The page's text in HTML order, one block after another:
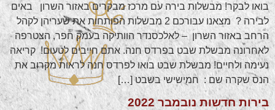
בואו לבקר! מבשלות בירה עם מרכז מבקרים באזור השרון באים
לבירה ? מצאנו עבורכם 2 מבשלות הפותחות את שעריהן לקהל
הרחב באזור השרון – לאלכסנדר הוותיקה בעמק חפר, הצטרפה
לאחרונה מבשלת שבט בפרדס חנה. אתם חייבים לטעום! קריאה
נעימה ולחיים! מבשלת שבט בואו לפרדס חנה לראות מקרוב את
הנס שקרה שם : חמישישי בשבט […]
בירות חדשות נובמבר 2022